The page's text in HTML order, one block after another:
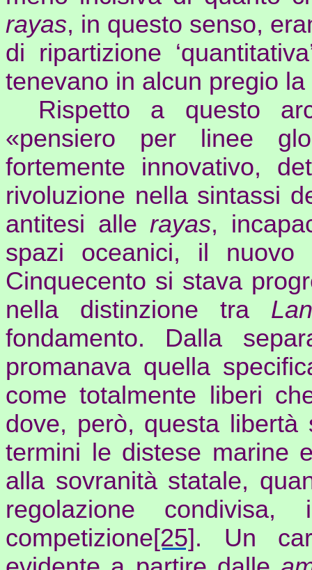
rayas, in questo senso,
di ripartizione
tenevano in alcun pregio la
Rispetto a questo
«pensiero per linee
fortemente innovativo,
rivoluzione nella sintassi
antitesi alle rayas,
spazi oceanici, il nuovo
Cinquecento si stava
nella distinzione tra
fondamento. Dalla
promanava quella
come totalmente liberi
dove, però, questa
termini le distese marine
alla sovranità statale,
regolazione
competizione[25] . Un